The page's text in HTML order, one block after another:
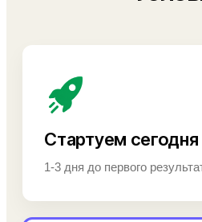
Стартуем сегодня
1-3 дня до первого